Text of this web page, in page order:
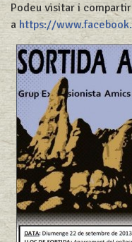
Podeu visitar i
a https://